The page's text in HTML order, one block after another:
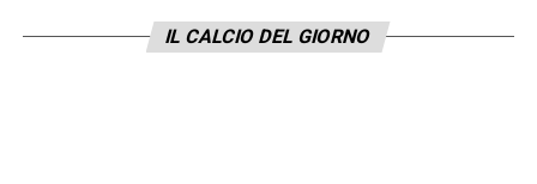
tramite certificato medico. L’attaccante
nigeriano resta al centro delle voci di
IL CALCIO DEL GIORNO